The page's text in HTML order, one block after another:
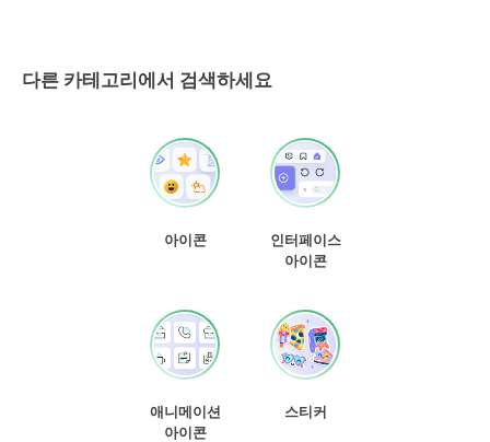
다른 카테고리에서 검색하세요
아이콘
인터페이스
아이콘
애니메이션
아이콘
스티커